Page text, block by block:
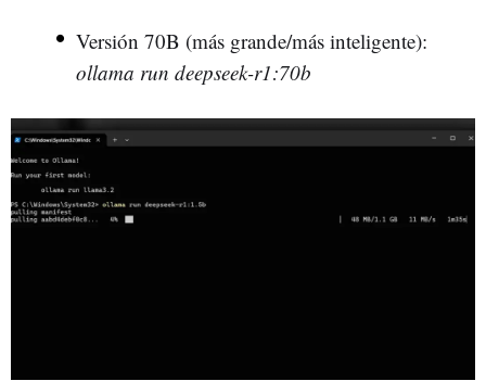
Versión 70B (más grande/más inteligente):
ollama run deepseek-r1:70b